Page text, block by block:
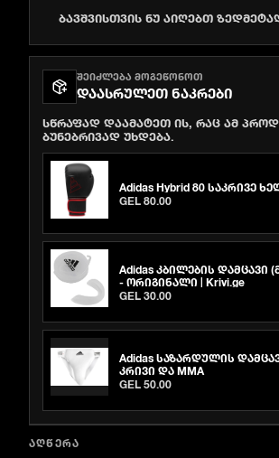
ბავშვისთვის ნუ აიღებთ
ᲨᲔᲘᲫᲚᲔᲑᲐ ᲛᲝᲒᲔᲬᲝᲜᲝᲗ
ᲓᲐᲐᲡᲠᲣᲚᲔᲗ ᲜᲐᲙᲠᲔᲑᲘ
სწრაფად დაამატეთ ის, რაც ამ
ბუნებრივად უხდება.
Adidas Hybrid 80 საკრივე
GEL 80.00
Adidas კბილების
- ორიგინალი | Krivi.ge
GEL 30.00
Adidas საზარდულის
კრივი და MMA
GEL 50.00
ᲐᲦᲬᲔᲠᲐ